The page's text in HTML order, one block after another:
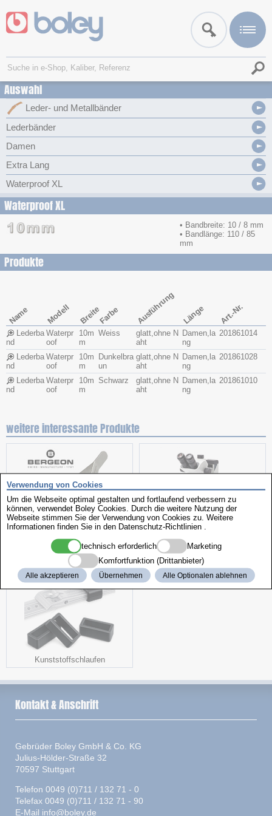
Auswahl
Leder- und Metallbänder
Lederbänder
Damen
Extra Lang
Waterproof XL
Waterproof XL
• Bandbreite: 10 / 8 mm
• Bandlänge: 110 / 85
mm
Produkte
Name Modell BreiteFarbe Ausführung Länge Art.-Nr.
Lederba
nd
Waterpr
oof
10m
m
Weiss
glatt,ohne N
aht
Damen,la
ng
201861014
Lederba
nd
Waterpr
oof
10m
m
Dunkelbra
un
glatt,ohne N
aht
Damen,la
ng
201861028
Lederba
nd
Waterpr
oof
10m
m
Schwarz
glatt,ohne N
aht
Damen,la
ng
201861010
weitere interessante Produkte
Federsteg-Kornzange Stereomikroskop
Kunststoffschlaufen
Verwendung von Cookies
Um die Webseite optimal gestalten und fortlaufend verbessern zu
können, verwendet Boley Cookies. Durch die weitere Nutzung der
Webseite stimmen Sie der Verwendung von Cookies zu. Weitere
Informationen finden Sie in den Datenschutz-Richtlinien
technisch erforderlich
Marketing
Komfortfunktion (Drittanbieter)
Alle akzeptieren Übernehmen Alle Optionalen ablehnen
Kontakt & Anschrift
Gebrüder Boley GmbH & Co. KG
Julius-Hölder-Straße 32
70597 Stuttgart
Telefon 0049 (0)711 / 132 71 - 0
Telefax 0049 (0)711 / 132 71 - 90
E-Mail info@boley.de